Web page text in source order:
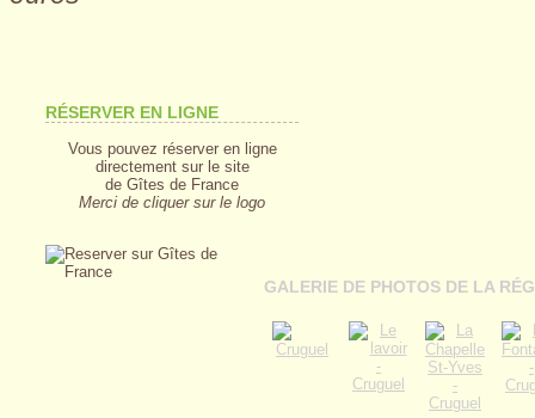
RÉSERVER EN LIGNE
Vous pouvez réserver en ligne
directement sur le site
de Gîtes de France
Merci de cliquer sur le logo
GALERIE DE PHOTOS DE LA